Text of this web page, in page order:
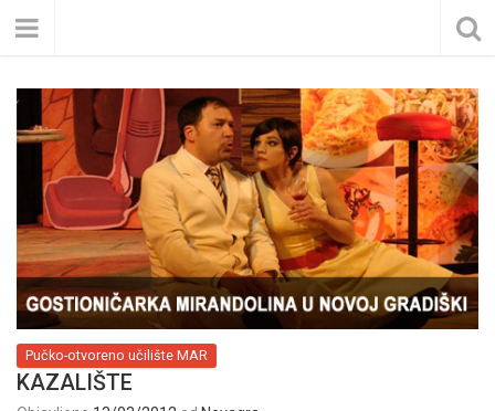
Pučko-otvoreno učilište MAR
KAZALIŠTE